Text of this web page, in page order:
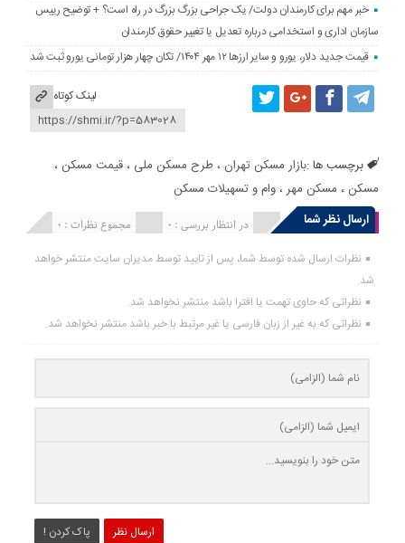
خبر مهم برای کارمندان دولت/ یک جراحی بزرگ بزرگ در راه است؟ + توضیح رییس
سازمان اداری و استخدامی درباره تعدیل یا تغییر حقوق کارمندان
قیمت جدید دلار، یورو و سایر ارزها ۱۲ مهر ۱۴۰۴/ تکان چهار هزار تومانی یورو ثبت شد
لینک کوتاه
برچسب ها :بازار مسکن تهران ،طرح مسکن ملی ،قیمت مسکن ،
مسکن ، مسکن مهر ،وام و تسهیلات مسکن
ارسال نظر شما
مجموع نظرات : 0 در انتظار بررسی : 0 انتشار یافته : 0
نظرات ارسال شده توسط شما، پس از تایید توسط مدیران سایت منتشر خواهد
شد.
نظراتی که حاوی تهمت یا افترا باشد منتشر نخواهد شد.
نظراتی که به غیر از زبان فارسی یا غیر مرتبط با خبر باشد منتشر نخواهد شد.
ارسال نظر پاک کردن !